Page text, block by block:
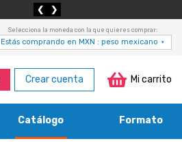
❮ ❯
Selecciona la moneda con la que quieres comprar:
Estás comprando en MXN : peso mexicano ▾
Crear cuenta Mi carrito
Catálogo Formato